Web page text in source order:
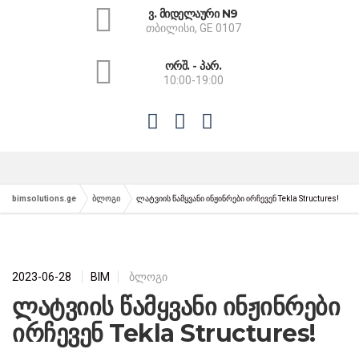
ვ. მიდელაური N9
თბილისი, GE 0107
ორშ. - პარ.
10:00-19:00
bimsolutions.ge ბლოგი ლატვიის წამყვანი ინჟინრები ირჩევენ Tekla Structures!
2023-06-28 BIM ბლოგი
ლატვიის წამყვანი ინჟინრები
ირჩევენ Tekla Structures!